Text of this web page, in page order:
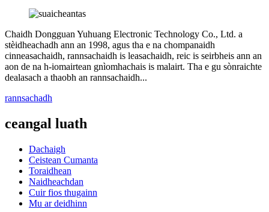
Chaidh Dongguan Yuhuang Electronic Technology Co., Ltd. a
stèidheachadh ann an 1998, agus tha e na chompanaidh
cinneasachaidh, rannsachaidh is leasachaidh, reic is seirbheis ann an
aon de na h-iomairtean gnìomhachais is malairt. Tha e gu sònraichte
dealasach a thaobh an rannsachaidh...
rannsachadh
ceangal luath
Dachaigh
Ceistean Cumanta
Toraidhean
Naidheachdan
Cuir fios thugainn
Mu ar deidhinn